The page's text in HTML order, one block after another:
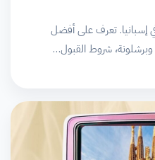
إسبانيا. تعرف على أفضل
شروط القبول…